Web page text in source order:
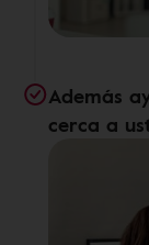
Además
cerca a